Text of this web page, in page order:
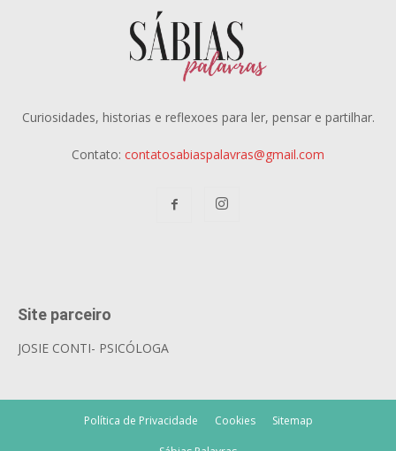
Curiosidades, historias e reflexoes para ler, pensar e partilhar.
Contato: contatosabiaspalavras@gmail.com
Site parceiro
JOSIE CONTI- PSICÓLOGA
Política de Privacidade Cookies Sitemap